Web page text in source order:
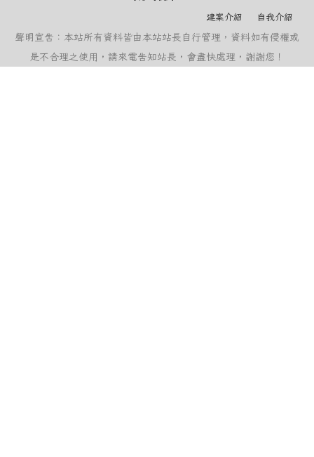
建案介紹 自我介紹
聲明宣告：本站所有資料皆由本站站長自行管理，資料如有侵權或
是不合理之使用，請來電告知站長，會盡快處理，謝謝您！